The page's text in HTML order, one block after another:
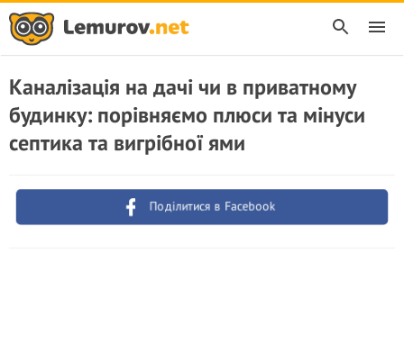
Каналізація на дачі чи в приватному
будинку: порівняємо плюси та мінуси
септика та вигрібної ями
Поділитися в Facebook